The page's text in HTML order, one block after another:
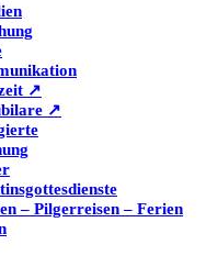
↗
↗
– Pilgerreisen – Ferien